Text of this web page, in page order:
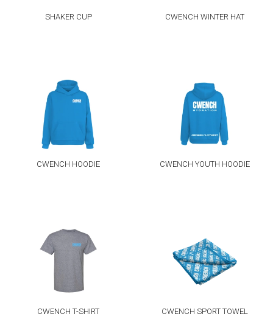
SHAKER CUP CWENCH WINTER HAT
CWENCH HOODIE CWENCH YOUTH HOODIE
CWENCH T-SHIRT CWENCH SPORT TOWEL